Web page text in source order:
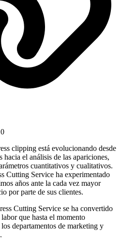
clipping está evolucionando desde
el análisis de las apariciones,
cuantitativos y cualitativos.
Cutting Service ha experimentado
años ante la cada vez mayor
por parte de sus clientes.
Cutting Service se ha convertido
que hasta el momento
departamentos de marketing y